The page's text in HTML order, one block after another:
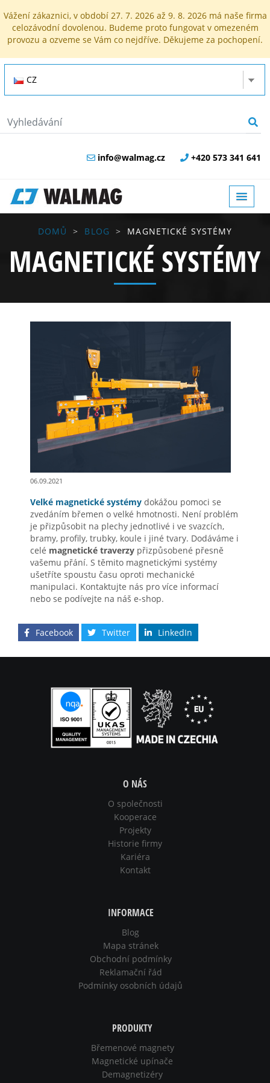
Vážení zákaznici, v období 27. 7. 2026 až 9. 8. 2026 má naše firma
celozávodní dovolenou. Budeme proto fungovat v omezeném
provozu a ozveme se Vám co nejdříve. Děkujeme za pochopení.
CZ
+420 573 341 641
info@walmag.cz
DOMŮ BLOG MAGNETICKÉ SYSTÉMY
MAGNETICKÉ SYSTÉMY
06.09.2021
Velké magnetické systémy dokážou pomoci se
zvedáním břemen o velké hmotnosti. Není problém
je přizpůsobit na plechy jednotlivé i ve svazcích,
bramy, profily, trubky, koule i jiné tvary. Dodáváme i
celé magnetické traverzy přizpůsobené přesně
vašemu přání. S těmito magnetickými systémy
ušetříte spoustu času oproti mechanické
manipulaci. Kontaktujte nás pro více informací
nebo se podívejte na náš e-shop.
Facebook Twitter LinkedIn
O NÁS
O společnosti
Kooperace
Projekty
Historie firmy
Kariéra
Kontakt
INFORMACE
Blog
Mapa stránek
Obchodní podmínky
Reklamační řád
Podmínky osobních údajů
PRODUKTY
Břemenové magnety
Magnetické upínače
Demagnetizéry